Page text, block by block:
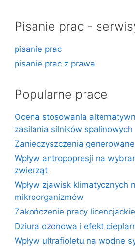
Pisanie prac -
pisanie prac
pisanie prac z prawa
Popularne prace
Ocena stosowania
zasilania silników spalinowych
Zanieczyszczenia
Wpływ antropopresji na
zwierząt
Wpływ zjawisk klimatycznych
mikroorganizmów
Zakończenie pracy
Dziura ozonowa i efekt
Wpływ ultrafioletu na wodne